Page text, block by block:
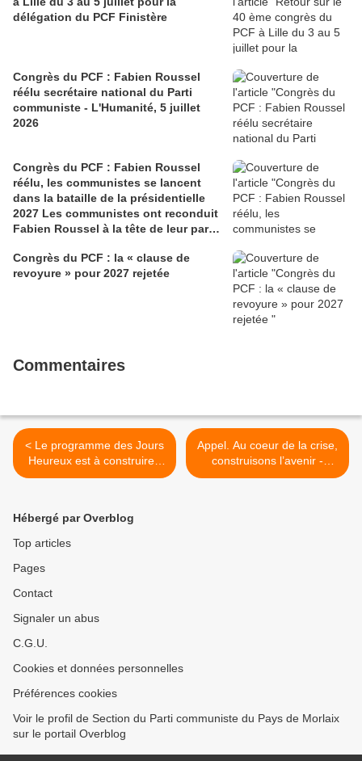
délégation du PCF Finistère
Congrès du PCF : Fabien Roussel
réélu secrétaire national du Parti
communiste - L'Humanité, 5 juillet
2026
Congrès du PCF : Fabien Roussel
réélu, les communistes se lancent
dans la bataille de la présidentielle
2027 Les communistes ont reconduit
Fabien Roussel à la tête de leur parti,
Lille. Le secrétaire national, dont la
candidature devrait être officialisée le
Congrès du PCF : la « clause de
revoyure » pour 2027 rejetée
Commentaires
< Le programme des Jours
Heureux est à construire -
tribune de Fabien Roussel
Appel. Au coeur de la crise,
construisons l’avenir -
Tribune collective de 150
Hébergé par Overblog
Top articles
Pages
Contact
Signaler un abus
C.G.U.
Cookies et données personnelles
Préférences cookies
Voir le profil de Section du Parti communiste du Pays de Morlaix
sur le portail Overblog